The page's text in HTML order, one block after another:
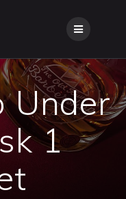
Under
1